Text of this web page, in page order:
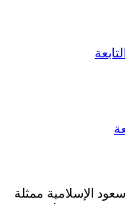
الإسلامية ممثلة